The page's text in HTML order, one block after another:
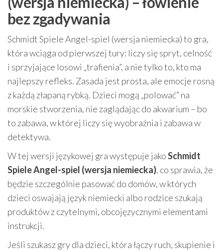
bez zgadywania
Schmidt Spiele Angel-spiel (wersja niemiecka) to gra,
która wciąga od pierwszej tury: liczy się spryt, celność
i sprzyjające losowi „trafienia”, a nie tylko to, kto ma
najlepszy refleks. Zasada jest prosta, ale emocje rosną
z każdą złapaną rybką. Dzieci mogą „polować” na
morskie stworzenia, nie zaglądając do akwarium – bo
to zabawa, w której liczy się wyobraźnia i zabawa w
detektywa.
W tej wersji językowej gra występuje jakoSchmidt
Spiele Angel-spiel (wersja niemiecka), co sprawia, że
będzie szczególnie pasować do domów, w których
dzieci oswajają język niemiecki albo rodzice szukają
produktów z czytelnymi, obcojęzycznymi elementami
instrukcji.
Jeśli szukasz gry dla dzieci, która łączy ruch, skupienie i